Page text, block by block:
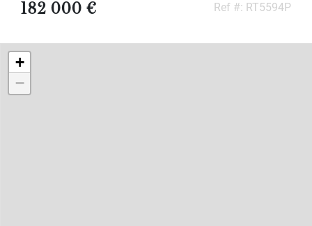
182 000 € Ref #: RT5594P
+
−